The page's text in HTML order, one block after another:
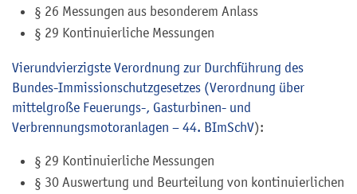
§ 26 Messungen aus besonderem Anlass
§ 29 Kontinuierliche Messungen
Vierundvierzigste Verordnung zur Durchführung des
Bundes-Immissionschutzgesetzes (Verordnung über
mittelgroße Feuerungs-, Gasturbinen- und
Verbrennungsmotoranlagen – 44. BImSchV):
§ 29 Kontinuierliche Messungen
§ 30 Auswertung und Beurteilung von kontinuierlichen